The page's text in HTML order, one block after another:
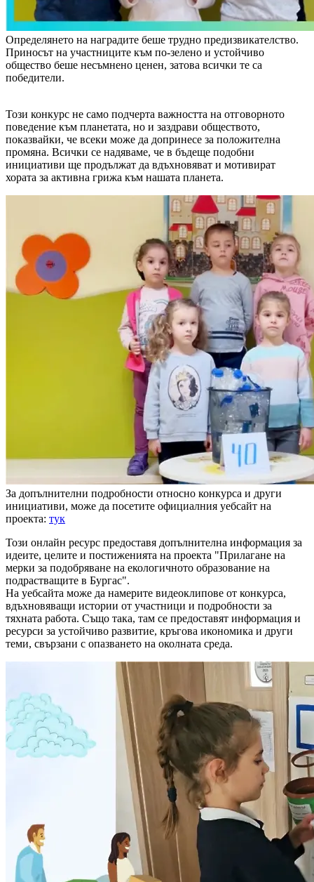
Определянето на наградите беше трудно предизвикателство.
Приносът на участниците към по-зелено и устойчиво
общество беше несъмнено ценен, затова всички те са
победители.
Този конкурс не само подчерта важността на отговорното
поведение към планетата, но и заздрави обществото,
показвайки, че всеки може да допринесе за положителна
промяна. Всички се надяваме, че в бъдеще подобни
инициативи ще продължат да вдъхновяват и мотивират
хората за активна грижа към нашата планета.
За допълнителни подробности относно конкурса и други
инициативи, може да посетите официалния уебсайт на
проекта: тук
Този онлайн ресурс предоставя допълнителна информация за
идеите, целите и постиженията на проекта "Прилагане на
мерки за подобряване на екологичното образование на
подрастващите в Бургас".
На уебсайта може да намерите видеоклипове от конкурса,
вдъхновяващи истории от участници и подробности за
тяхната работа. Също така, там се предоставят информация и
ресурси за устойчиво развитие, кръгова икономика и други
теми, свързани с опазването на околната среда.